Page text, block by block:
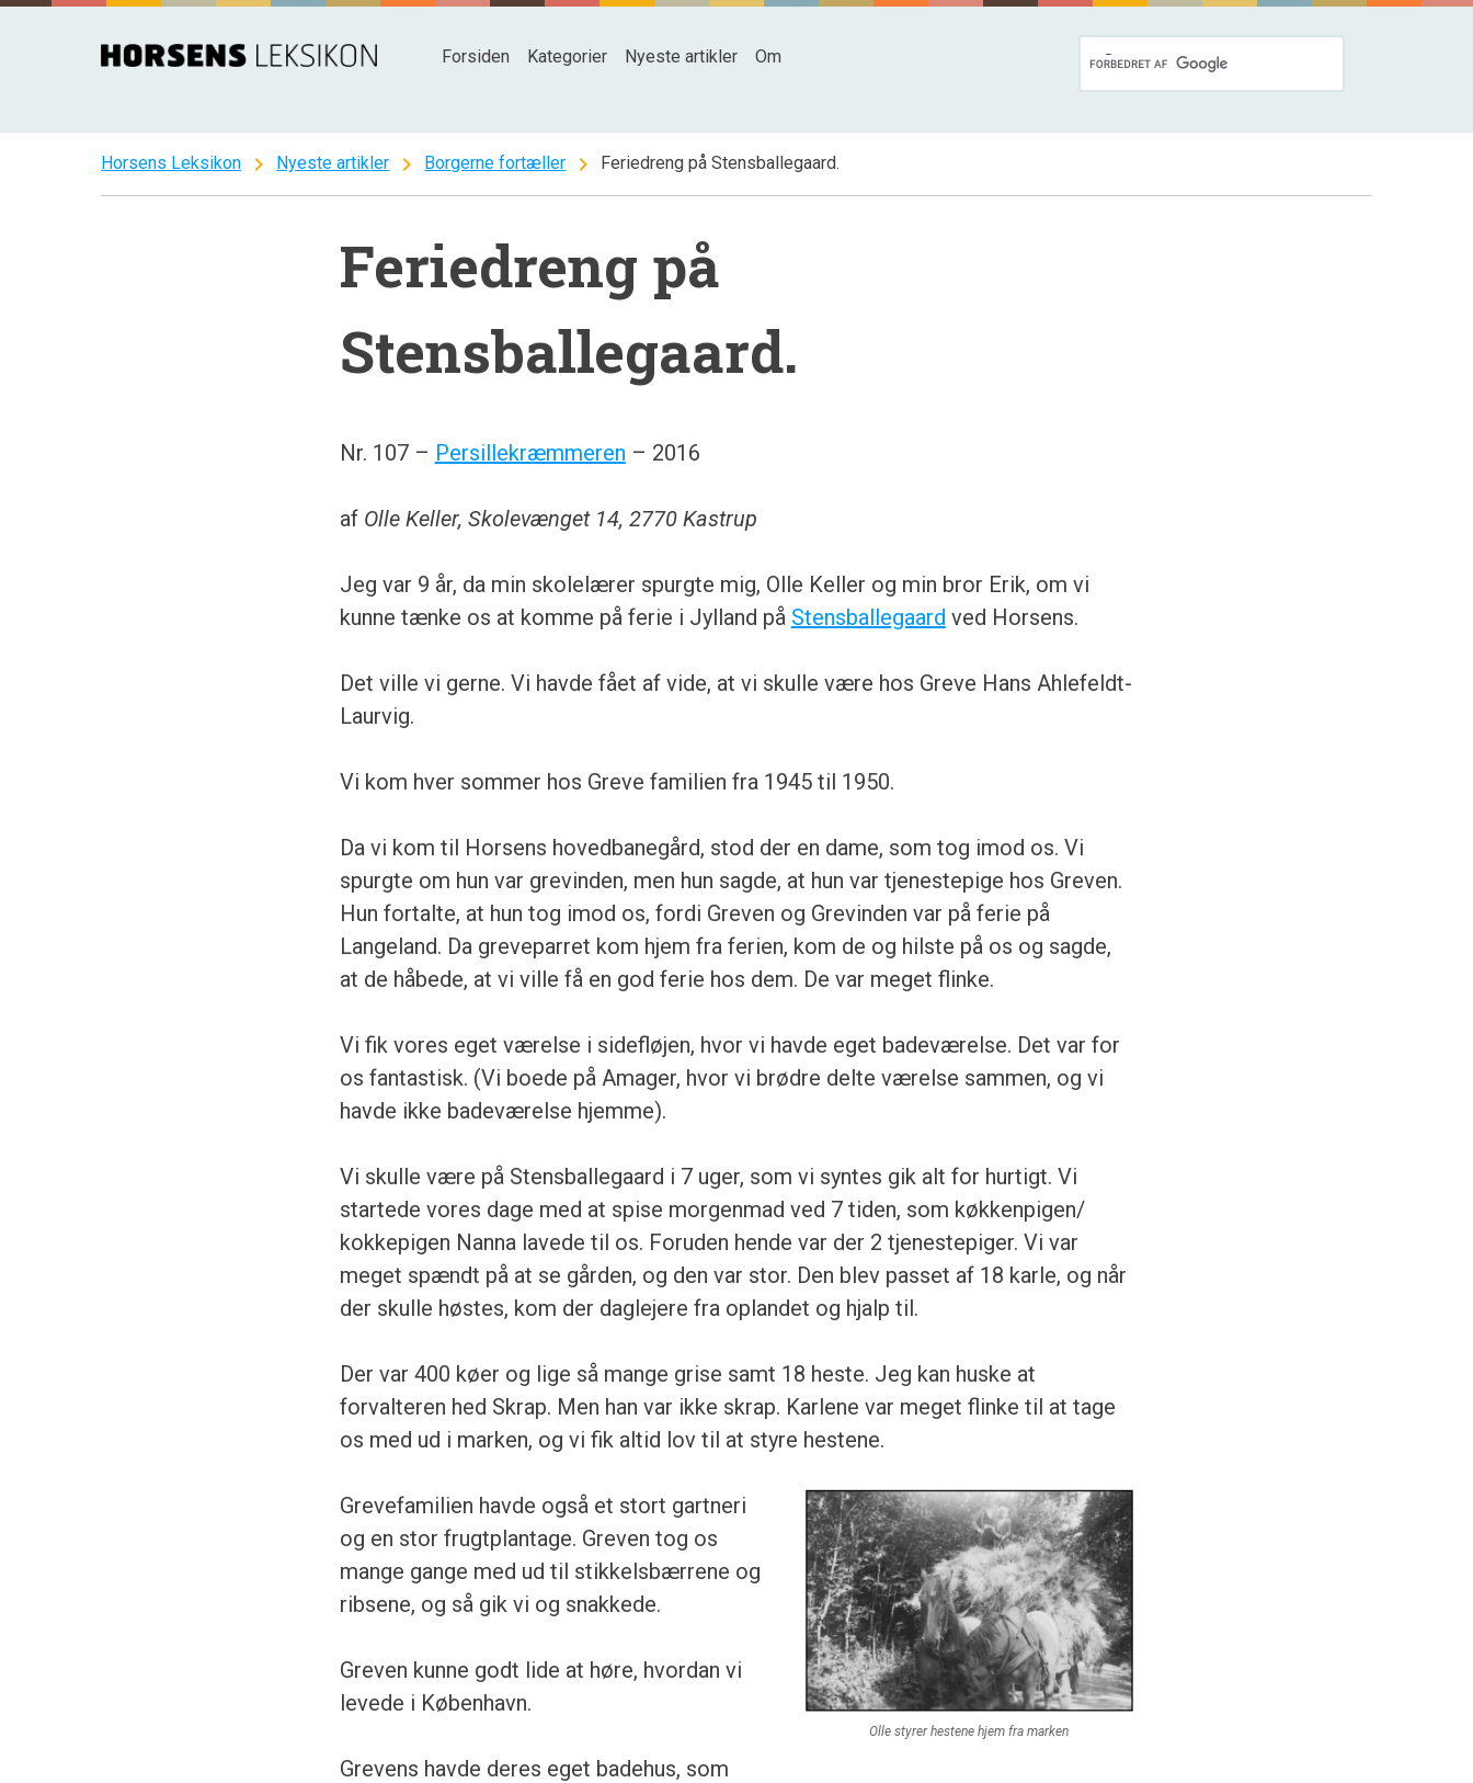
Spring
Forsiden Kategorier Nyeste artikler Om
Horsens Leksikon chevron_right Nyeste artikler chevron_right Borgerne fortæller chevron_right Feriedreng på Stensballegaard.
Feriedreng på
Stensballegaard.
Nr. 107 – Persillekræmmeren – 2016
af Olle Keller, Skolevænget 14, 2770 Kastrup
Jeg var 9 år, da min skolelærer spurgte mig, Olle Keller og min bror Erik, om vi
kunne tænke os at komme på ferie i Jylland på Stensballegaard ved Horsens.
Det ville vi gerne. Vi havde fået af vide, at vi skulle være hos Greve Hans Ahlefeldt-
Laurvig.
Vi kom hver sommer hos Greve familien fra 1945 til 1950.
Da vi kom til Horsens hovedbanegård, stod der en dame, som tog imod os. Vi
spurgte om hun var grevinden, men hun sagde, at hun var tjenestepige hos Greven.
Hun fortalte, at hun tog imod os, fordi Greven og Grevinden var på ferie på
Langeland. Da greveparret kom hjem fra ferien, kom de og hilste på os og sagde,
at de håbede, at vi ville få en god ferie hos dem. De var meget flinke.
Vi fik vores eget værelse i sidefløjen, hvor vi havde eget badeværelse. Det var for
os fantastisk. (Vi boede på Amager, hvor vi brødre delte værelse sammen, og vi
havde ikke badeværelse hjemme).
Vi skulle være på Stensballegaard i 7 uger, som vi syntes gik alt for hurtigt. Vi
startede vores dage med at spise morgenmad ved 7 tiden, som køkkenpigen/
kokkepigen Nanna lavede til os. Foruden hende var der 2 tjenestepiger. Vi var
meget spændt på at se gården, og den var stor. Den blev passet af 18 karle, og når
der skulle høstes, kom der daglejere fra oplandet og hjalp til.
Der var 400 køer og lige så mange grise samt 18 heste. Jeg kan huske at
forvalteren hed Skrap. Men han var ikke skrap. Karlene var meget flinke til at tage
os med ud i marken, og vi fik altid lov til at styre hestene.
Olle styrer hestene hjem fra marken
Grevefamilien havde også et stort gartneri
og en stor frugtplantage. Greven tog os
mange gange med ud til stikkelsbærrene og
ribsene, og så gik vi og snakkede.
Greven kunne godt lide at høre, hvordan vi
levede i København.
Grevens havde deres eget badehus, som